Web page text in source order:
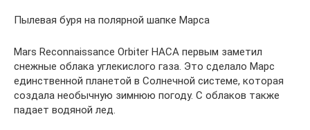
Пылевая буря на полярной шапке Марса
Mars Reconnaissance Orbiter НАСА первым заметил
снежные облака углекислого газа. Это сделало Марс
единственной планетой в Солнечной системе, которая
создала необычную зимнюю погоду. С облаков также
падает водяной лед.